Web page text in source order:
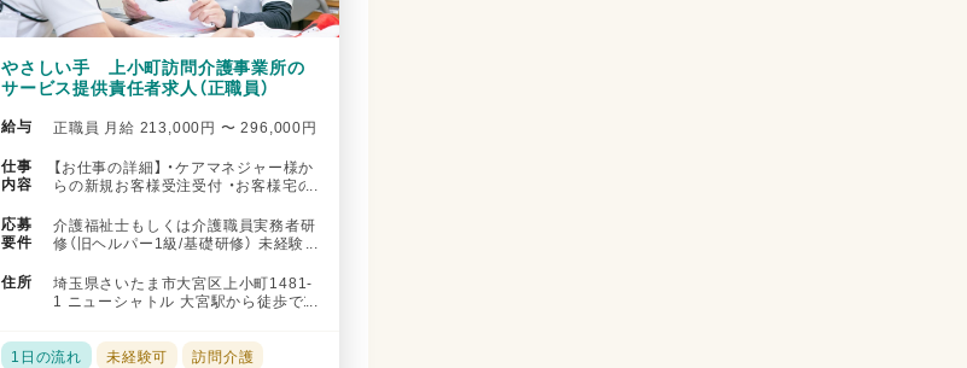
やさしい手 上小町訪問介護事業所の
サービス提供責任者求人（正職員）
給与
正職員 月給 213,000円 〜 296,000円
仕事
内容
【お仕事の詳細】 ・ケアマネジャー様か
らの新規お客様受注受付 ・お客様宅の
応募
要件
介護福祉士もしくは介護職員実務者研
修（旧ヘルパー1級/基礎研修） 未経験
住所
埼玉県さいたま市大宮区上小町1481-
1 ニューシャトル 大宮駅から徒歩で1
1日の流れ
未経験可 訪問介護